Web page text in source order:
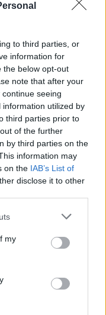
to third parties, or
information for
the below opt-out
note that after your
seeing
utilized by
third parties prior to
of the further
by third parties on the
information may
on the IAB’s List of
disclose it to other
one or more Google
You may click to
third-party tags to
in below Google
my
50 /50
2000 /2000
ισχύουν
News
και τα